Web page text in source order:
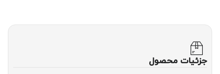
جزئیات محصول